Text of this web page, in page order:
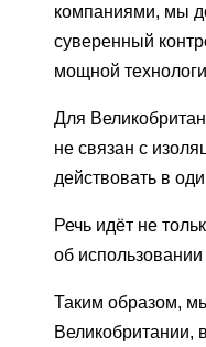
компаниями, мы
суверенный
мощной
Для
не связан с
действовать в
Речь идёт не
об
Таким образом,
Великобритании,